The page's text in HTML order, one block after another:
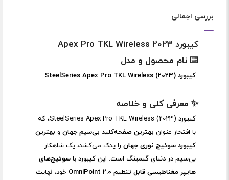
بررسی اجمالی
کیبورد Apex Pro TKL Wireless 2023
⌨️ نام محصول و مدل
کیبورد SteelSeries Apex Pro TKL Wireless (2023)
✨ معرفی کلی و خلاصه
کیبورد SteelSeries Apex Pro TKL Wireless (2023)، که
با افتخار عنوان بهترین صفحه‌کلید بی‌سیم جهان و بهترین
کیبورد سوئیچ نوری جهان را یدک می‌کشد، یک شاهکار
بی‌سیم در دنیای گیمینگ است. این کیبورد باسوئیچ‌های
هایپر مغناطیسی قابل تنظیم OmniPoint 2.0
خود، نهایت